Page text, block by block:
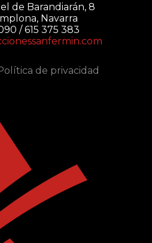
de Barandiarán, 8
Navarra
/ 615 375 383
de privacidad